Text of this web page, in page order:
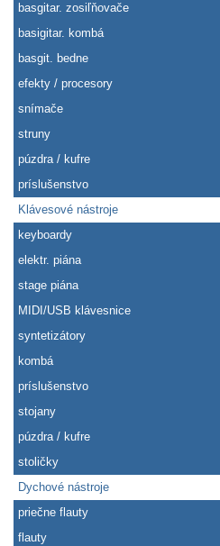
basgitar. zosiľňovače
basigitar. kombá
basgit. bedne
efekty / procesory
snímače
struny
púzdra / kufre
príslušenstvo
Klávesové nástroje
keyboardy
elektr. piána
stage piána
MIDI/USB klávesnice
syntetizátory
kombá
príslušenstvo
stojany
púzdra / kufre
stoličky
Dychové nástroje
priečne flauty
flauty